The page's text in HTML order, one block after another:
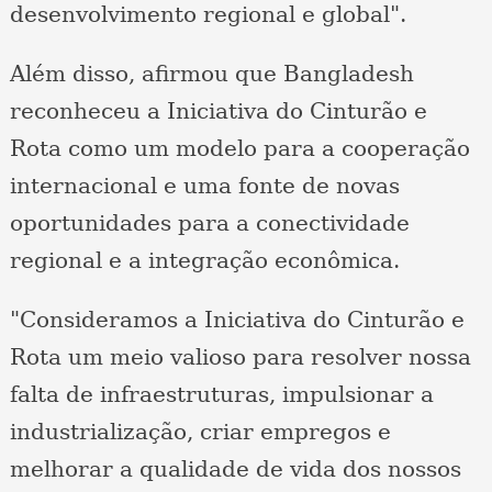
desenvolvimento regional e global".
Além disso, afirmou que Bangladesh
reconheceu a Iniciativa do Cinturão e
Rota como um modelo para a cooperação
internacional e uma fonte de novas
oportunidades para a conectividade
regional e a integração econômica.
"Consideramos a Iniciativa do Cinturão e
Rota um meio valioso para resolver nossa
falta de infraestruturas, impulsionar a
industrialização, criar empregos e
melhorar a qualidade de vida dos nossos